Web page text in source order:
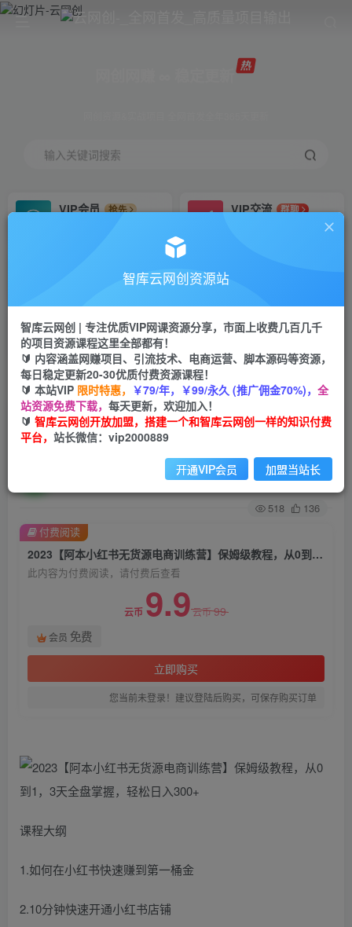
输入关键词搜索
VIP会员
抢先
VIP交流
群聊
研究探讨更多创业项目路子。
会员专属推广链接
网赚网创 项目
365天稳定跟新
APP下载
GO
首页 创业课程 会员免费 正文
2023【阿本小红书无货源电商训练营】保姆级教
程，从0到1，3天全盘掌握，轻松日入300+
关注 私信
518 136
2023【阿本小红书无货源电商训练营】保姆级教程，从0到1，3天全盘掌握，轻松日入300+
此内容为付费阅读，请付费后查看
云币 9.9云币99
会员 免费
立即购买
您当前未登录！建议登陆后购买，可保存购买订单
付费阅读
课程大纲
1.如何在小红书快速赚到第一桶金
2.10分钟快速开通小红书店铺
智库云网创资源站
智库云网创 | 专注优质VIP网课资源分享，市面上收费几百几千
的项目资源课程这里全部都有！
🔰 内容涵盖网赚项目、引流技术、电商运营、脚本源码等资源，
每日稳定更新20-30优质付费资源课程！
🔰 本站VIP 限时特惠， ￥79/年，￥99/永久 (推广佣金70%)， 全
站资源免费下载， 每天更新，欢迎加入！
🔰 智库云网创开放加盟，搭建一个和智库云网创一样的知识付费
平台， 站长微信：vip2000889
开通VIP会员 加盟当站长